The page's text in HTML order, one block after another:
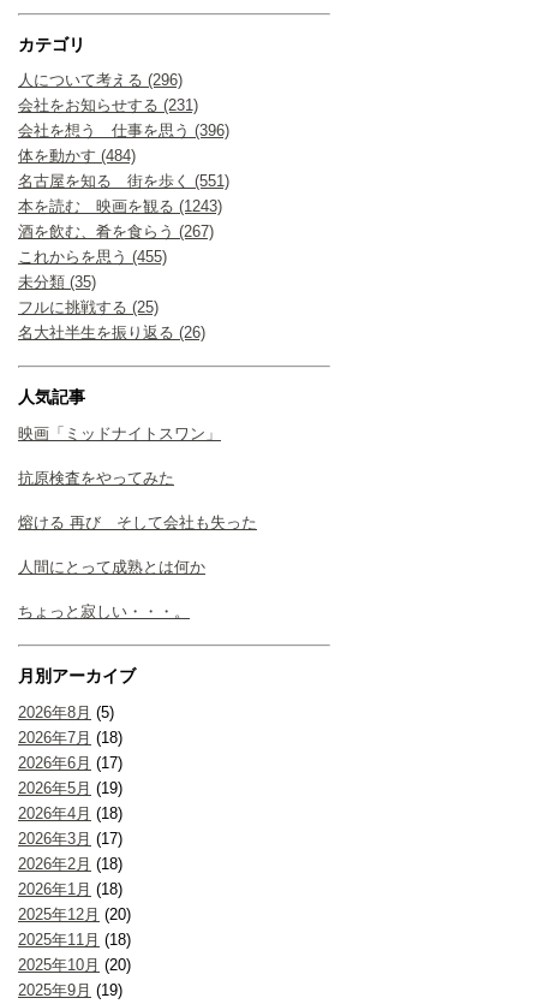
カテゴリ
人について考える (296)
会社をお知らせする (231)
会社を想う 仕事を思う (396)
体を動かす (484)
名古屋を知る 街を歩く (551)
本を読む 映画を観る (1243)
酒を飲む、肴を食らう (267)
これからを思う (455)
未分類 (35)
フルに挑戦する (25)
名大社半生を振り返る (26)
人気記事
映画「ミッドナイトスワン」
抗原検査をやってみた
熔ける 再び そして会社も失った
人間にとって成熟とは何か
ちょっと寂しい・・・。
月別アーカイブ
2026年8月 (5)
2026年7月 (18)
2026年6月 (17)
2026年5月 (19)
2026年4月 (18)
2026年3月 (17)
2026年2月 (18)
2026年1月 (18)
2025年12月 (20)
2025年11月 (18)
2025年10月 (20)
2025年9月 (19)